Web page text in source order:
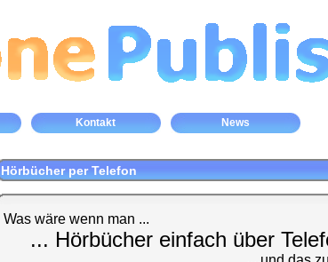
Kontakt News
Hörbücher per Telefon
Was wäre wenn man ...
... Hörbücher einfach über